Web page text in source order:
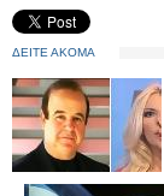
ΔΕΙΤΕ ΑΚΟΜΑ